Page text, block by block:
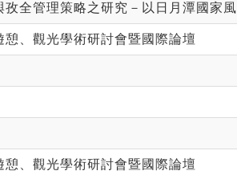
孜全管理策略之研究－以日月潭國家
憩、觀光學術研討會暨國際論壇
憩、觀光學術研討會暨國際論壇